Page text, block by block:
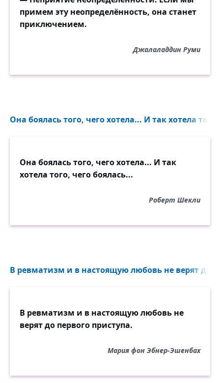
примем эту неопределённость, она станет
приключением.
Джалаладдин Руми
Она боялась того, чего хотела... И так хотела
Она боялась того, чего хотела... И так
хотела того, чего боялась...
Роберт Шекли
В ревматизм и в настоящую любовь не верят до
В ревматизм и в настоящую любовь не
верят до первого приступа.
Мария фон Эбнер-Эшенбах